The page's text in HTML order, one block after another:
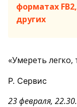
форматах
других
«Умереть легко,
Р. Сервис
23 февраля, 22.30.